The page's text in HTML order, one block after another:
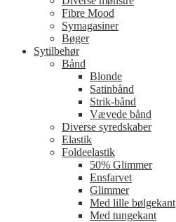
Fibre Mood
Symagasiner
Bøger
Sytilbehør
Bånd
Blonde
Satinbånd
Strik-bånd
Vævede bånd
Diverse syredskaber
Elastik
Foldeelastik
50% Glimmer
Ensfarvet
Glimmer
Med lille bølgekant
Med tungekant